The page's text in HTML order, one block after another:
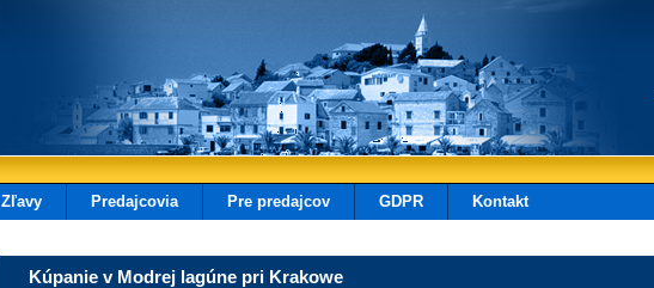
Zľavy Predajcovia Pre predajcov GDPR Kontakt
Kúpanie v Modrej lagúne pri Krakowe